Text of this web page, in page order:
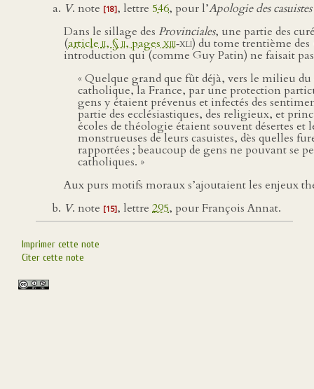
V. note [18], lettre 546, pour l’Apologie des casuistes
Dans le sillage des Provinciales, une partie des
(articleii, §ii, pagesxiii‑xli) du tome trentième des
introduction qui (comme Guy Patin) ne faisait
« Quelque grand que fût déjà, vers le milieu
catholique, la France, par une protection
gens y étaient prévenus et infectés des
partie des ecclésiastiques, des religieux, et
écoles de théologie étaient souvent désertes
monstrueuses de leurs casuistes, dès quelles
rapportées ; beaucoup de gens ne pouvant se
catholiques. »
Aux purs motifs moraux s’ajoutaient les enjeux
V. note [15], lettre 295, pour François Annat.
Imprimer cette note
Citer cette note